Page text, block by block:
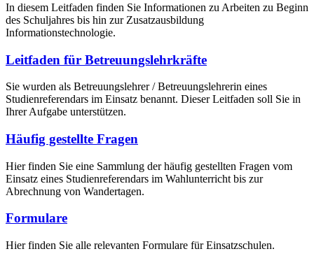
In diesem Leitfaden finden Sie Informationen zu Arbeiten zu Beginn
des Schuljahres bis hin zur Zusatzausbildung
Informationstechnologie.
Leitfaden für Betreuungslehrkräfte
Sie wurden als Betreuungslehrer / Betreuungslehrerin eines
Studienreferendars im Einsatz benannt. Dieser Leitfaden soll Sie in
Ihrer Aufgabe unterstützen.
Häufig gestellte Fragen
Hier finden Sie eine Sammlung der häufig gestellten Fragen vom
Einsatz eines Studienreferendars im Wahlunterricht bis zur
Abrechnung von Wandertagen.
Formulare
Hier finden Sie alle relevanten Formulare für Einsatzschulen.